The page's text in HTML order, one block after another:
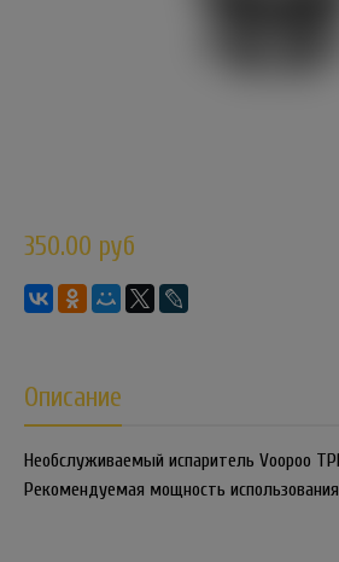
350.00 руб
Описание
Необслуживаемый испаритель Voopoo
Рекомендуемая мощность